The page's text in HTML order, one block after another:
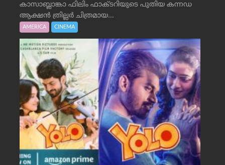
കാസാബ്ലാങ്കാ ഫിലിം ഫാക്ടറിയുടെ പുതിയ കന്നഡ
ആക്ഷൻ ത്രില്ലർ ചിത്രമായ...
AMERICA CINEMA